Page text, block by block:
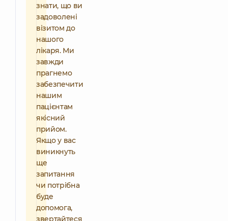
знати, що ви
задоволені
візитом до
нашого
лікаря. Ми
завжди
прагнемо
забезпечити
нашим
пацієнтам
якісний
прийом.
Якщо у вас
виникнуть
ще
запитання
чи потрібна
буде
допомога,
звертайтеся